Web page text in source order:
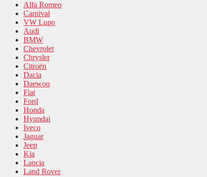
Alfa Romeo
Carnival
VW Lupo
Audi
BMW
Chevrolet
Chrysler
Citroën
Dacia
Daewoo
Fiat
Ford
Honda
Hyundai
Iveco
Jaguar
Jeep
Kia
Lancia
Land Rover